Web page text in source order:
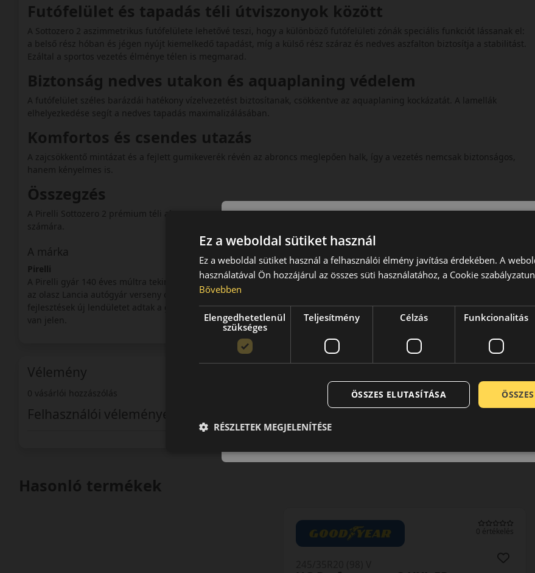
Futófelület és tapadás téli útviszonyok között
A Sottozero 2 aszimmetrikus futófelülete lehetővé teszi, hogy a különböző futófelületi zónák speciális funkciót lássanak el:
a belső rész hóban és jégen nyújt kiemelkedő tapadást, míg a külső rész száraz és nedves aszfalton biztosítja a stabilitást.
Ezáltal a sportos vezetés élménye télen is megmarad.
Biztonság nedves utakon és aquaplaning védelem
A futófelület széles barázdái hatékony vízelvezetést biztosítanak, csökkentve az aquaplaning kockázatát. A lamellák
elhelyezkedése segít a nedves tapadás maximalizálásában.
Komfortos és csendes utazás
A zajcsökkentő mintázat és a fejlett gumikeverék révén az abroncs meglepően halk, így a vezetés nemcsak biztonságos,
hanem kényelmes is.
Összegzés
A Pirelli Sottozero 2 prémium téli abroncs, amely sportos élményt és biztonságot kínál a nagy teljesítményű autók vezetői
számára.
A márka
Pirelli
A Pirelli gyár 140 éves múltra tekinthet vissza. A cégcsoport jelenlegi arculata a hetvenes évek közepén alakult ki, amikor
az olasz Lancia autógyár verseny csapata számára kezdett speciális verseny abroncsokat gyártani. A szükséges
fejlesztések új lendületet adtak a gyár számára. A verseny abroncsok kategóriájában a Pirelli azóta is komoly szereplőként
van jelen.
Vélemény
0 vásárlói hozzászólás 0 / 5
Felhasználói vélemények
Hasonló termékek
0 értékelés
Ez a weboldal sütiket használ
Ez a weboldal sütiket használ a felhasználói élmény javítása érdekében. A
használatával Ön hozzájárul az összes süti használatához, a Cookie
Bővebben
Elengedhetetlenül
szükséges
Teljesítmény Célzás Funkcionalitás
ÖSSZES ELUTASÍTÁSA
RÉSZLETEK MEGJELENÍTÉSE